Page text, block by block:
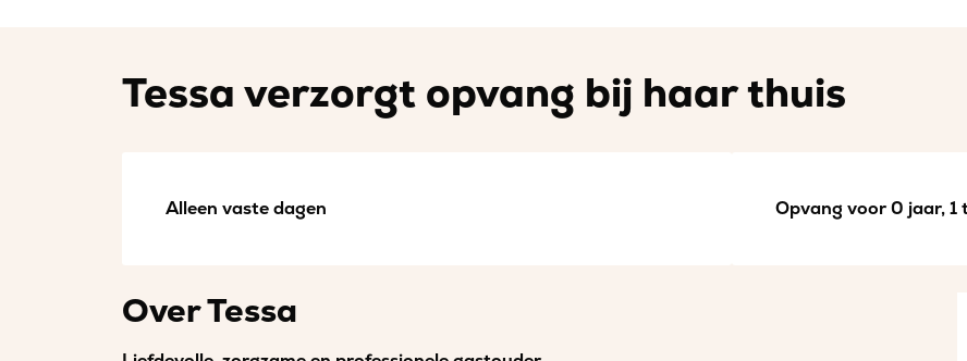
Tessa verzorgt opvang bij haar thuis
Alleen vaste dagen Opvang voor 0 jaar,
Over Tessa